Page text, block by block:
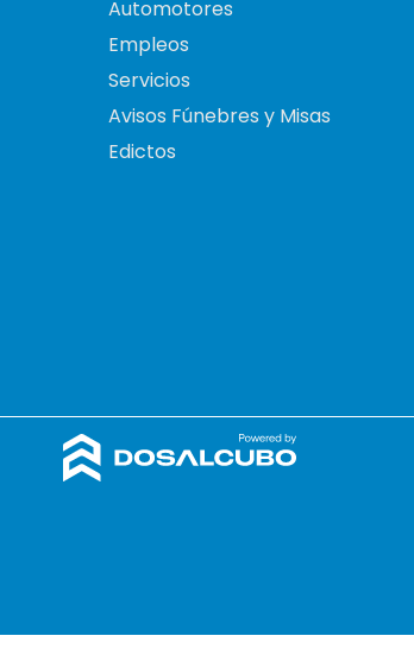
Automotores
Empleos
Servicios
Avisos Fúnebres y Misas
Edictos